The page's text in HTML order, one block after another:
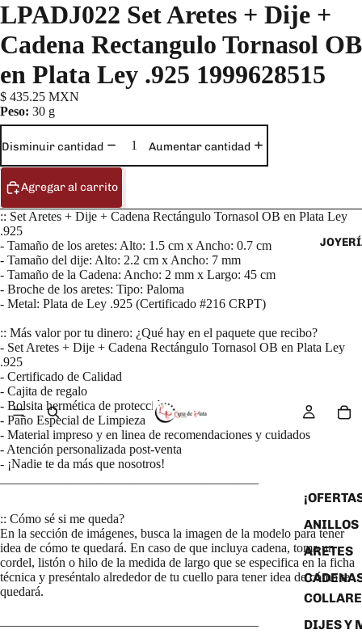
ANILLOS
ARETES
DIJES Y
LPADJ022 Set Aretes + Dije +
Cadena Rectangulo Tornasol OB
en Plata Ley .925 1999628515
$ 435.25 MXN
Peso: 30 g
Disminuir cantidad Aumentar cantidad
Agregar al carrito
:: Set Aretes + Dije + Cadena Rectángulo Tornasol OB en Plata Ley
.925
- Tamaño de los aretes: Alto: 1.5 cm x Ancho: 0.7 cm
- Tamaño del dije: Alto: 2.2 cm x Ancho: 7 mm
- Tamaño de la Cadena: Ancho: 2 mm x Largo: 45 cm
- Broche de los aretes: Tipo: Paloma
- Metal: Plata de Ley .925 (Certificado #216 CRPT)
:: Más valor por tu dinero: ¿Qué hay en el paquete que recibo?
- Set Aretes + Dije + Cadena Rectángulo Tornasol OB en Plata Ley
.925
- Certificado de Calidad
- Cajita de regalo
- Bolsita hermética de protección
- Paño Especial de Limpieza
- Material impreso y en linea de recomendaciones y cuidados
- Atención personalizada post-venta
- ¡Nadie te da más que nosotros!
:: Cómo sé si me queda?
En la sección de imágenes, busca la imagen de la modelo para tener
idea de cómo te quedará. En caso de que incluya cadena, toma un
cordel, listón o hilo de la medida de largo que se especifica en la ficha
técnica y preséntalo alrededor de tu cuello para tener idea de cómo te
quedará.